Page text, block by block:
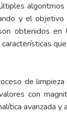
y el
obtenidos en
de
con
avanzada